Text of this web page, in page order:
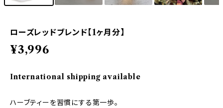
ローズレッドブレンド【1ヶ月分】
¥3,996
International shipping available
ハーブティーを習慣にする第一歩。